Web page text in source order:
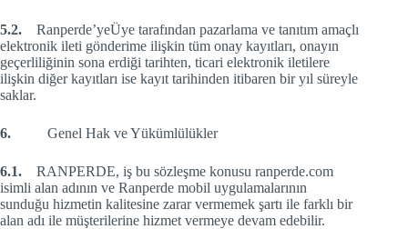
5.2.
Ranperde’yeÜye tarafından pazarlama ve tanıtım amaçlı
elektronik ileti gönderime ilişkin tüm onay kayıtları, onayın
geçerliliğinin sona erdiği tarihten, ticari elektronik iletilere
ilişkin diğer kayıtları ise kayıt tarihinden itibaren bir yıl süreyle
saklar.
6. Genel Hak ve Yükümlülükler
6.1. RANPERDE, iş bu sözleşme konusu ranperde.com
isimli alan adının ve Ranperde mobil uygulamalarının
sunduğu hizmetin kalitesine zarar vermemek şartı ile farklı bir
alan adı ile müşterilerine hizmet vermeye devam edebilir.